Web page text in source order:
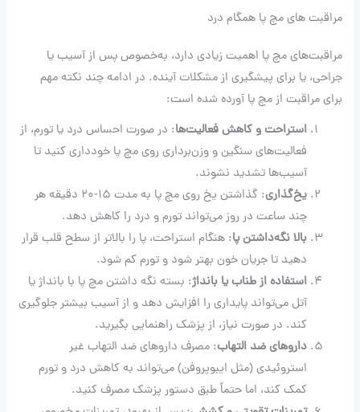
مراقبت های مچ پا همگام درد
مراقبت‌های مچ پا اهمیت زیادی دارد، به‌خصوص پس از آسیب یا
جراحی، یا برای پیشگیری از مشکلات آینده. در ادامه چند نکته مهم
برای مراقبت از مچ پا آورده شده است:
استراحت و کاهش فعالیت‌ها: در صورت احساس درد یا تورم، از
فعالیت‌های سنگین و وزن‌برداری روی مچ پا خودداری کنید تا
آسیب‌ها تشدید نشوند.
یخ‌گذاری
: گذاشتن یخ روی مچ پا به مدت ۱۵-۲۰ دقیقه هر
چند ساعت در روز می‌تواند تورم و درد را کاهش دهد.
بالا نگه‌داشتن پا: هنگام استراحت، پا را بالاتر از سطح قلب قرار
دهید تا جریان خون بهتر شود و تورم کم شود.
استفاده از طناب یا بانداژ: بسته نگه داشتن مچ پا با بانداژ یا
آتل می‌تواند پایداری را افزایش دهد و از آسیب بیشتر جلوگیری
کند. در صورت نیاز، از پزشک راهنمایی بگیرید.
داروهای ضد التهاب: مصرف داروهای ضد التهاب غیر
استروئیدی (مثل ایبوپروفن) می‌تواند به کاهش درد و تورم
کمک کند، اما حتماً طبق دستور پزشک مصرف کنید.